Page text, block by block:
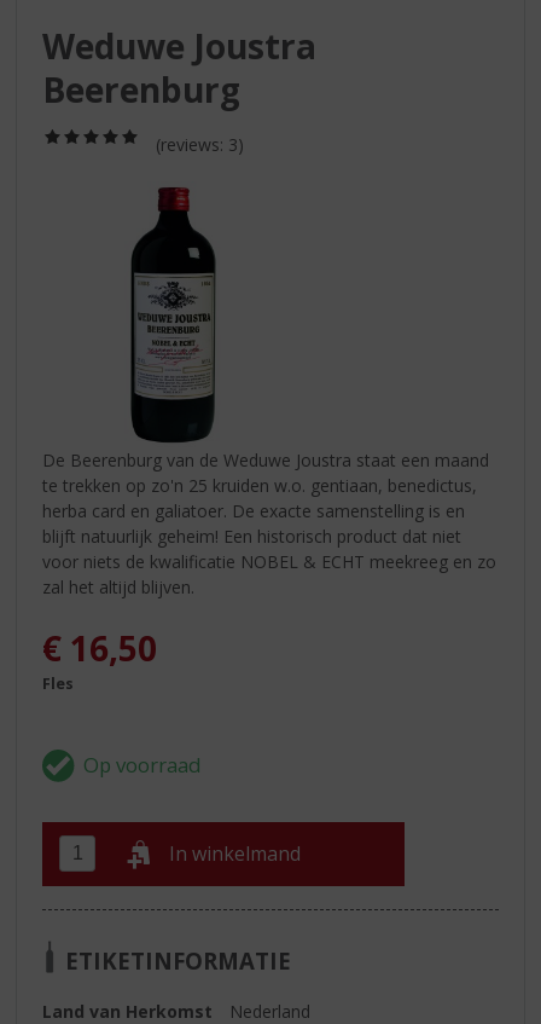
Weduwe Joustra
Beerenburg
/
(reviews: 3)
De Beerenburg van de Weduwe Joustra staat een maand
te trekken op zo'n 25 kruiden w.o. gentiaan, benedictus,
herba card en galiatoer. De exacte samenstelling is en
blijft natuurlijk geheim! Een historisch product dat niet
voor niets de kwalificatie NOBEL & ECHT meekreeg en zo
zal het altijd blijven.
€ 16,50
Fles
In winkelmand
ETIKETINFORMATIE
Land van Herkomst
Nederland